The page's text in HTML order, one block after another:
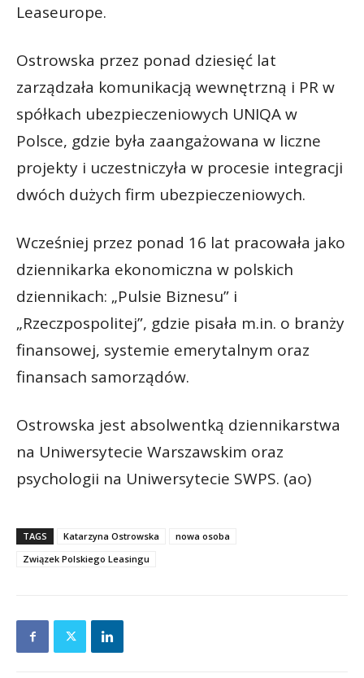
Leaseurope.
Ostrowska przez ponad dziesięć lat
zarządzała komunikacją wewnętrzną i PR w
spółkach ubezpieczeniowych UNIQA w
Polsce, gdzie była zaangażowana w liczne
projekty i uczestniczyła w procesie integracji
dwóch dużych firm ubezpieczeniowych.
Wcześniej przez ponad 16 lat pracowała jako
dziennikarka ekonomiczna w polskich
dziennikach: „Pulsie Biznesu” i
„Rzeczpospolitej”, gdzie pisała m.in. o branży
finansowej, systemie emerytalnym oraz
finansach samorządów.
Ostrowska jest absolwentką dziennikarstwa
na Uniwersytecie Warszawskim oraz
psychologii na Uniwersytecie SWPS. (ao)
TAGS Katarzyna Ostrowska
nowa osoba
Związek Polskiego Leasingu